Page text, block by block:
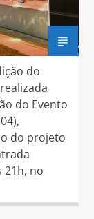
do
do Evento
do projeto
21h, no